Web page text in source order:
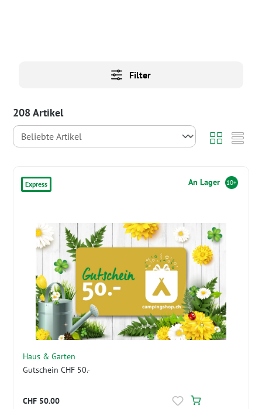
Filter
208 Artikel
Express An Lager 10+
Haus & Garten
Gutschein CHF 50.-
CHF 50.00